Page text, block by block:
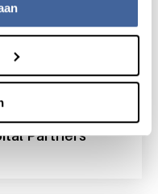
verkoopt
bedrijf Direct
Partners
solutions verkoopt